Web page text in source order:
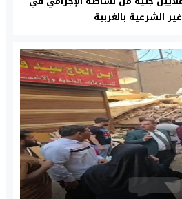
الشرعية بالغربية